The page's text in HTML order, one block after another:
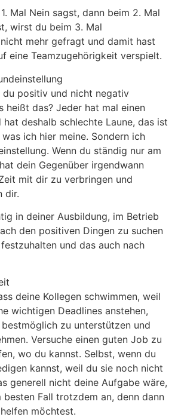
Mal Nein sagst, dann beim 2. Mal
wirst du beim 3. Mal
mehr gefragt und damit hast
eine Teamzugehörigkeit verspielt.
du positiv und nicht negativ
heißt das? Jeder hat mal einen
hat deshalb schlechte Laune, das ist
ich hier meine. Sondern ich
Wenn du ständig nur am
dein Gegenüber irgendwann
mit dir zu verbringen und
dir.
in deiner Ausbildung, im Betrieb
den positiven Dingen zu suchen
und das auch nach
deine Kollegen schwimmen, weil
wichtigen Deadlines anstehen,
zu unterstützen und
Versuche einen guten Job zu
wo du kannst. Selbst, wenn du
kannst, weil du sie noch nicht
generell nicht deine Aufgabe wäre,
Fall trotzdem an, denn dann
möchtest.